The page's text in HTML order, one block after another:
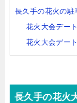
長久手の花火の駐
花火大会デー
花火大会デー
長久手の花火